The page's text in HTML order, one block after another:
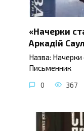
«Начерки
Аркадій
Назва: Начерки
Письменник
0 367